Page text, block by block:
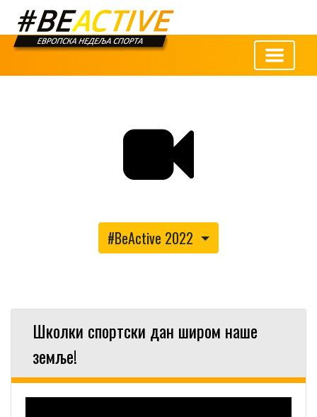
#BeActive 2022
Школки спортски дан широм наше
земље!